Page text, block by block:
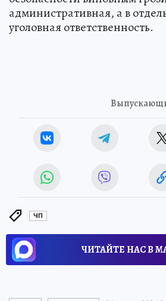
административная, а в
уголовная ответственность.
ЧП
ЧИТАЙТЕ НАС В